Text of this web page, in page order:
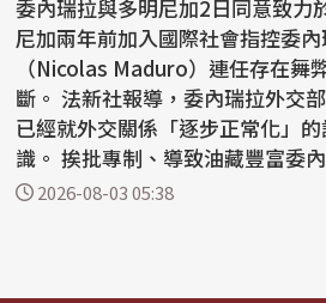
委內瑞拉與多明尼加2日同意致力
尼加兩年前加入國際社會指控委
（Nicolas Maduro）連任存在舞
斷。 法新社報導，委內瑞拉外交部發布聲明指出，兩國
已經就外交關係「逐步正常化」
識。 挨批專制、導致油藏豐富委內瑞拉經濟崩潰的左翼
領袖...
2026-08-03 05:38